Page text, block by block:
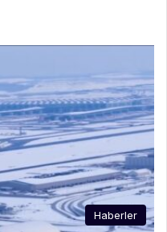
Haberler